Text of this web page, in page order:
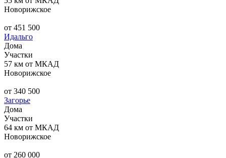
Новорижское
от 451 500
Идальго
Дома
Участки
57 км от МКАД
Новорижское
от 340 500
Загорье
Дома
Участки
64 км от МКАД
Новорижское
от 260 000